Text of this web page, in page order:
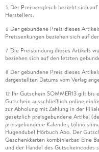
5 Der Preisvergleich bezieht sich
Herstellers.
6 Der gebundene Preis dieses
Preissenkungen beziehen sich auf
7 Die Preisbindung dieses Artikels
beziehen sich auf den letzten
8 Der gebundene Preis dieses
dargestellten Datums vom Verlag
12 Ihr Gutschein SOMMER13 gilt bis
Gutschein ausschließlich online
zur Abholung mit Zahlung in der
gesetzlich preisgebundene Artikel
preisgebundene Kalender, tolino
Hugendubel Hörbuch Abo. Der
Geschenkkarten kombinierbar. Eine
und der Handel des Gutscheincodes